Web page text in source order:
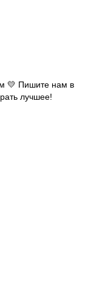
💛 Пишите нам в
лучшее!